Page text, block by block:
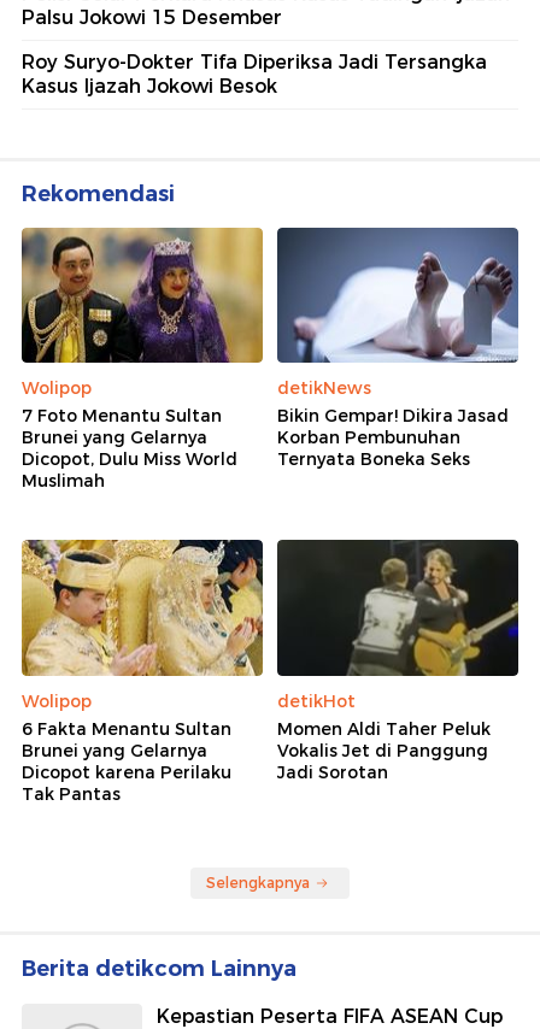
Palsu Jokowi 15 Desember
Roy Suryo-Dokter Tifa Diperiksa Jadi Tersangka
Kasus Ijazah Jokowi Besok
Rekomendasi
Wolipop
7 Foto Menantu Sultan
Brunei yang Gelarnya
Dicopot, Dulu Miss World
Muslimah
detikNews
Bikin Gempar! Dikira Jasad
Korban Pembunuhan
Ternyata Boneka Seks
Wolipop
6 Fakta Menantu Sultan
Brunei yang Gelarnya
Dicopot karena Perilaku
Tak Pantas
detikHot
Momen Aldi Taher Peluk
Vokalis Jet di Panggung
Jadi Sorotan
Selengkapnya
Berita detikcom Lainnya
Kepastian Peserta FIFA ASEAN Cup